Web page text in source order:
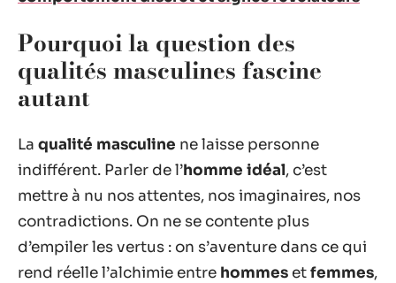
Pourquoi la question des
qualités masculines fascine
autant
La qualité masculine ne laisse personne
indifférent. Parler de l’homme idéal, c’est
mettre à nu nos attentes, nos imaginaires, nos
contradictions. On ne se contente plus
d’empiler les vertus : on s’aventure dans ce qui
rend réelle l’alchimie entre hommes etfemmes,